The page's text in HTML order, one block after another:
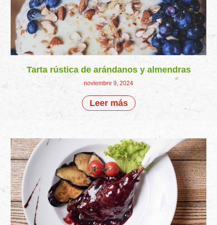
Tarta rústica de arándanos y almendras
noviembre 9, 2024
Leer más